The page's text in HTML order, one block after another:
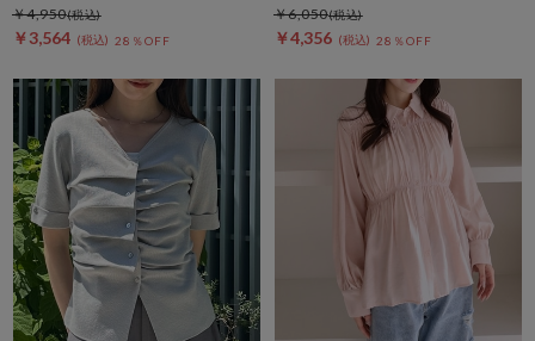
￥3,564 28％OFF
￥4,950
￥4,356 28％OFF
￥6,050